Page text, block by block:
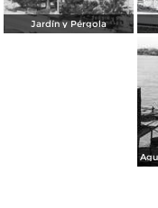
Jardín y Pérgola